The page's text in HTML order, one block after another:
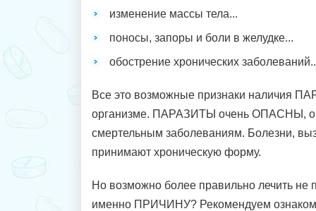
изменение массы тела...
поносы, запоры и боли в желудке...
обострение хронических
Все это возможные признаки наличия
организме. ПАРАЗИТЫ очень ОПАСНЫ,
смертельным заболеваниям. Болезни,
принимают хроническую форму.
Но возможно более правильно лечить не
именно ПРИЧИНУ? Рекомендуем